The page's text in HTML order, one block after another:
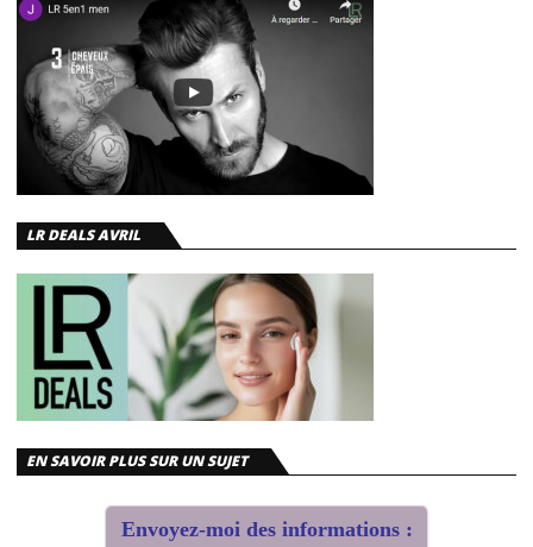
LR DEALS AVRIL
EN SAVOIR PLUS SUR UN SUJET
Envoyez-moi des informations :